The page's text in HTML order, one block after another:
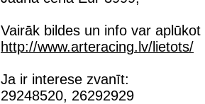
Vairāk bildes un info var aplūkot
http://www.arteracing.lv/lietots/
Ja ir interese zvanīt:
29248520, 26292929